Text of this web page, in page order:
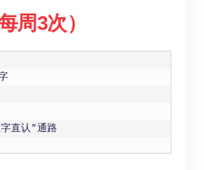
周3次）
直认"通路